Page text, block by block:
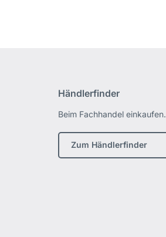
Händlerfinder
Beim Fachhandel einkaufen.
Zum Händlerfinder